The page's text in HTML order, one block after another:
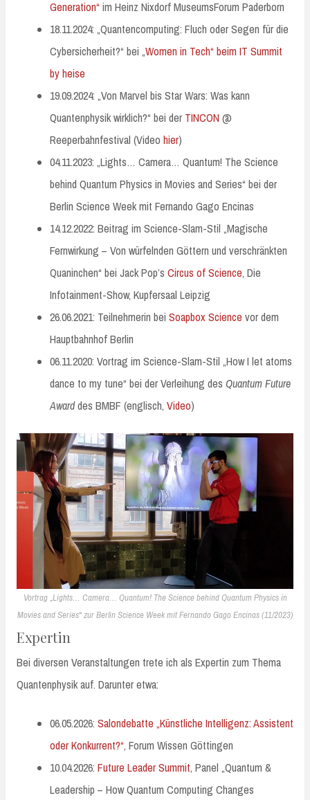
Generation“ im Heinz Nixdorf MuseumsForum Paderborn
18.11.2024: „Quantencomputing: Fluch oder Segen für die
Cybersicherheit?“ bei „Women in Tech“ beim IT Summit
by heise
19.09.2024: „Von Marvel bis Star Wars: Was kann
Quantenphysik wirklich?“ bei der TINCON @
Reeperbahnfestival (Video hier)
04.11.2023: „Lights… Camera… Quantum! The Science
behind Quantum Physics in Movies and Series“ bei der
Berlin Science Week mit Fernando Gago Encinas
14.12.2022: Beitrag im Science-Slam-Stil „Magische
Fernwirkung – Von würfelnden Göttern und verschränkten
Quaninchen“ bei Jack Pop’s Circus of Science, Die
Infotainment-Show, Kupfersaal Leipzig
26.06.2021: Teilnehmerin bei Soapbox Science vor dem
Hauptbahnhof Berlin
06.11.2020: Vortrag im Science-Slam-Stil „How I let atoms
dance to my tune“ bei der Verleihung des Quantum Future
Awarddes BMBF (englisch, Video)
Vortrag „Lights… Camera… Quantum! The Science behind Quantum Physics in
Movies and Series“ zur Berlin Science Week mit Fernando Gago Encinas (11/2023)
Expertin
Bei diversen Veranstaltungen trete ich als Expertin zum Thema
Quantenphysik auf. Darunter etwa:
06.05.2026: Salondebatte „Künstliche Intelligenz: Assistent
oder Konkurrent?“, Forum Wissen Göttingen
10.04.2026: Future Leader Summit, Panel „Quantum &
Leadership – How Quantum Computing Changes